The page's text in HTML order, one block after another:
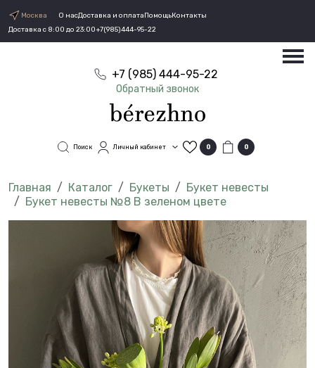
Москва О насДоставка и оплатаПомощьКонтакты
Доставка с 8:00 до 23:00+7(985)444-95-22
+7 (985) 444-95-22
Обратный звонок
Поиск Личный кабинет 0 0
Каталог Букеты
Букет невесты
Букет невесты №8 В зеленом цвете